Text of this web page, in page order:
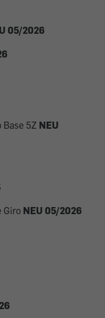
05/2026
Base 5Z NEU
Giro NEU 05/2026